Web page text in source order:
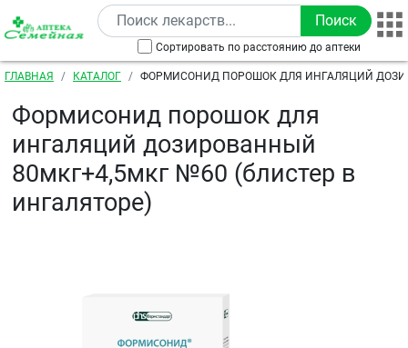
Перейти к основному содержанию
Сортировать по расстоянию до аптеки
Строка навигации
ГЛАВНАЯ КАТАЛОГ
ФОРМИСОНИД ПОРОШОК ДЛЯ ИНГАЛЯЦИЙ
Формисонид порошок для
ингаляций дозированный
80мкг+4,5мкг №60 (блистер в
ингаляторе)